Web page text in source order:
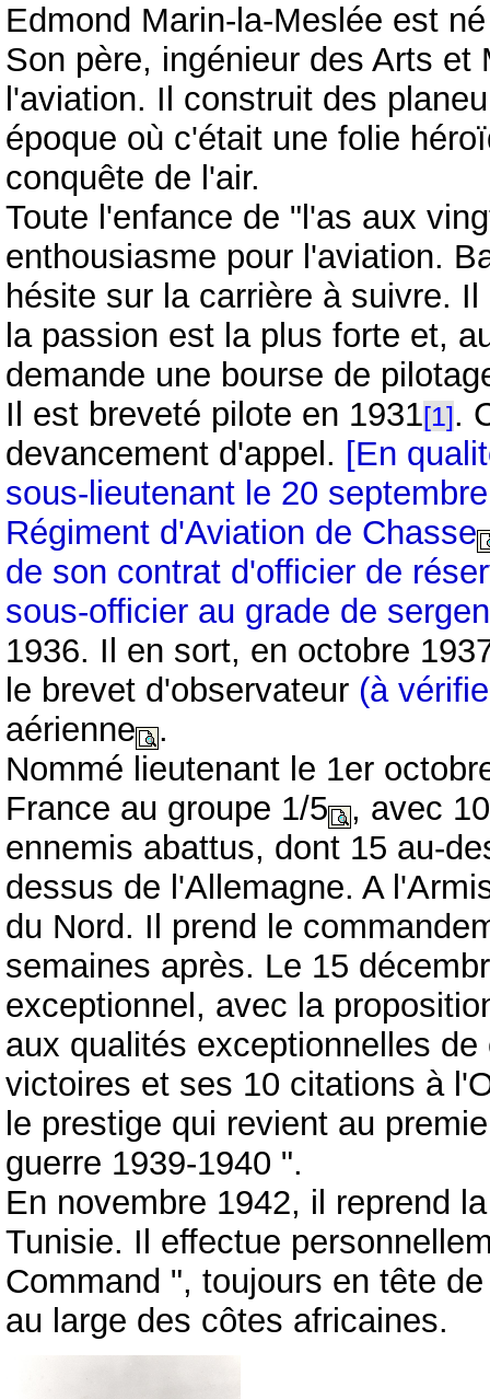
Edmond Marin-la-Meslée est
Son père, ingénieur des Arts
l'aviation. Il construit des
époque où c'était une folie
conquête de l'air.
Toute l'enfance de "l'as aux
enthousiasme pour l'aviation.
hésite sur la carrière à suivre.
la passion est la plus forte et,
demande une bourse de
Il est breveté pilote en 1931[1].
devancement d'appel. [En
sous-lieutenant le 20
Régiment d'Aviation de Chasse
de son contrat d'officier de
sous-officier au grade de
1936. Il en sort, en octobre
le brevet d'observateur (à
aérienne
.
Nommé lieutenant le 1er
France au groupe 1/5
, avec
ennemis abattus, dont 15 au-
dessus de l'Allemagne. A
du Nord. Il prend le
semaines après. Le 15
exceptionnel, avec la
aux qualités exceptionnelles
victoires et ses 10 citations à
le prestige qui revient au
guerre 1939-1940 ".
En novembre 1942, il reprend
Tunisie. Il effectue
Command ", toujours en tête
au large des côtes africaines.